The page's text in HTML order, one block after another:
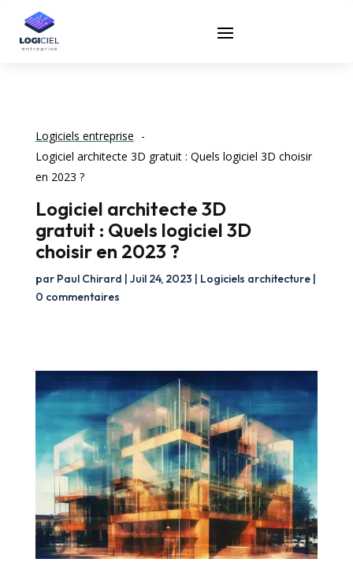
Logiciels entreprise
Logiciel architecte 3D gratuit : Quels logiciel 3D choisir
en 2023 ?
Logiciel architecte 3D
gratuit : Quels logiciel 3D
choisir en 2023 ?
par Paul Chirard | Juil 24, 2023 | Logiciels architecture|
0 commentaires